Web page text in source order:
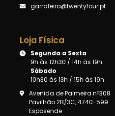
garrafeira@twentyfour.pt
Loja Física
Segunda a Sexta
9h às 12h30 / 14h às 19h
Sábado
10h30 às 13h / 15h ás 19h
Avenida de Palmeira nº308
Pavilhão 2B/3C, 4740-599
Esposende